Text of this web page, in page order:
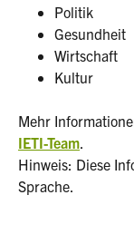
Politik
Gesundheit
Wirtschaft
Kultur
Mehr
IETI-Team
Hinweis: Diese
Sprache.